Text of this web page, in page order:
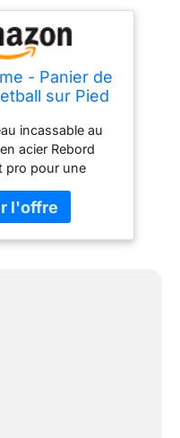
- Panier de
sur Pied
Ajustable
incassable au
acier Rebord
pro pour une
Base
et facile a
Hauteur de